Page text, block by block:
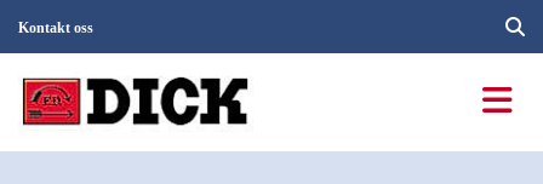
Kontakt oss